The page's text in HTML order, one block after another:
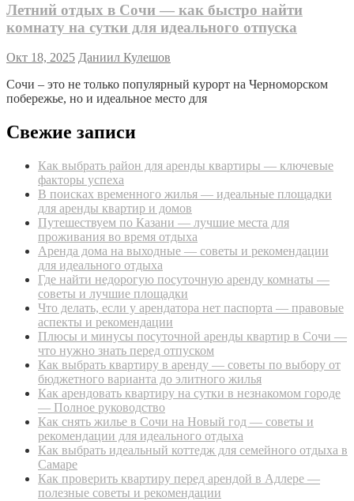
Летний отдых в Сочи — как быстро найти
комнату на сутки для идеального отпуска
Окт 18, 2025 Даниил Кулешов
Сочи – это не только популярный курорт на Черноморском
побережье, но и идеальное место для
Свежие записи
Как выбрать район для аренды квартиры — ключевые
факторы успеха
В поисках временного жилья — идеальные площадки
для аренды квартир и домов
Путешествуем по Казани — лучшие места для
проживания во время отдыха
Аренда дома на выходные — советы и рекомендации
для идеального отдыха
Где найти недорогую посуточную аренду комнаты —
советы и лучшие площадки
Что делать, если у арендатора нет паспорта — правовые
аспекты и рекомендации
Плюсы и минусы посуточной аренды квартир в Сочи —
что нужно знать перед отпуском
Как выбрать квартиру в аренду — советы по выбору от
бюджетного варианта до элитного жилья
Как арендовать квартиру на сутки в незнакомом городе
— Полное руководство
Как снять жилье в Сочи на Новый год — советы и
рекомендации для идеального отдыха
Как выбрать идеальный коттедж для семейного отдыха в
Самаре
Как проверить квартиру перед арендой в Адлере —
полезные советы и рекомендации